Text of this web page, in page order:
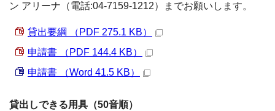
ン アリーナ（電話:04-7159-1212）までお願いします。
貸出要綱 （PDF 275.1 KB）
申請書 （PDF 144.4 KB）
申請書 （Word 41.5 KB）
貸出しできる用具（50音順）